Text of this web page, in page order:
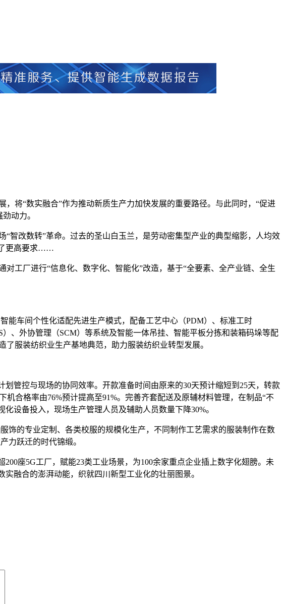
将“数实融合”作为推动新质生产力加快发展的重要路径。与此同时，“促进
动力。
改数转”革命。过去的圣山白玉兰，是劳动密集型产业的典型缩影，人均效
了更高要求……
厂进行“信息化、数字化、智能化”改造，基于“全要素、全产业链、全生
车间个性化适配先进生产模式，配备工艺中心（PDM）、标准工时
、外协管理（SCM）等系统及智能一体吊挂、智能平板分拣和装箱码垛等配
服装纺织业生产基地典范，助力服装纺织业转型发展。
管控与现场的协同效率。开款准备时间由原来的30天预计缩短到25天，转款
合格率由76%预计提高至91%。完善齐套配送及原辅材料管理，在制品“不
设备投入，现场生产管理人员及辅助人员数量下降30%。
的专业定制、各类校服的规模化生产，不同制作工艺需求的服装制作在数
力跃迁的时代锦缎。
座5G工厂，赋能23类工业场景，为100余家重点企业插上数字化翅膀。未
融合的澎湃动能，织就四川新型工业化的壮丽图景。